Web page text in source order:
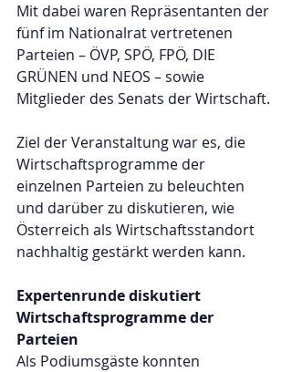
Mit dabei waren Repräsentanten der
fünf im Nationalrat vertretenen
Parteien – ÖVP, SPÖ, FPÖ, DIE
GRÜNEN und NEOS – sowie
Mitglieder des Senats der Wirtschaft.
Ziel der Veranstaltung war es, die
Wirtschaftsprogramme der
einzelnen Parteien zu beleuchten
und darüber zu diskutieren, wie
Österreich als Wirtschaftsstandort
nachhaltig gestärkt werden kann.
Expertenrunde diskutiert
Wirtschaftsprogramme der
Parteien
Als Podiumsgäste konnten